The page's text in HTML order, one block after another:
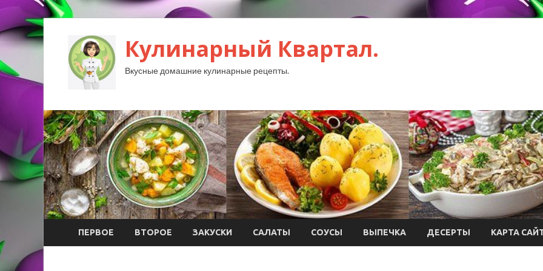
Кулинарный Квартал.
Вкусные домашние кулинарные рецепты.
ПЕРВОЕ ВТОРОЕ ЗАКУСКИ САЛАТЫ СОУСЫ ВЫПЕЧКА ДЕСЕРТЫ КАРТА